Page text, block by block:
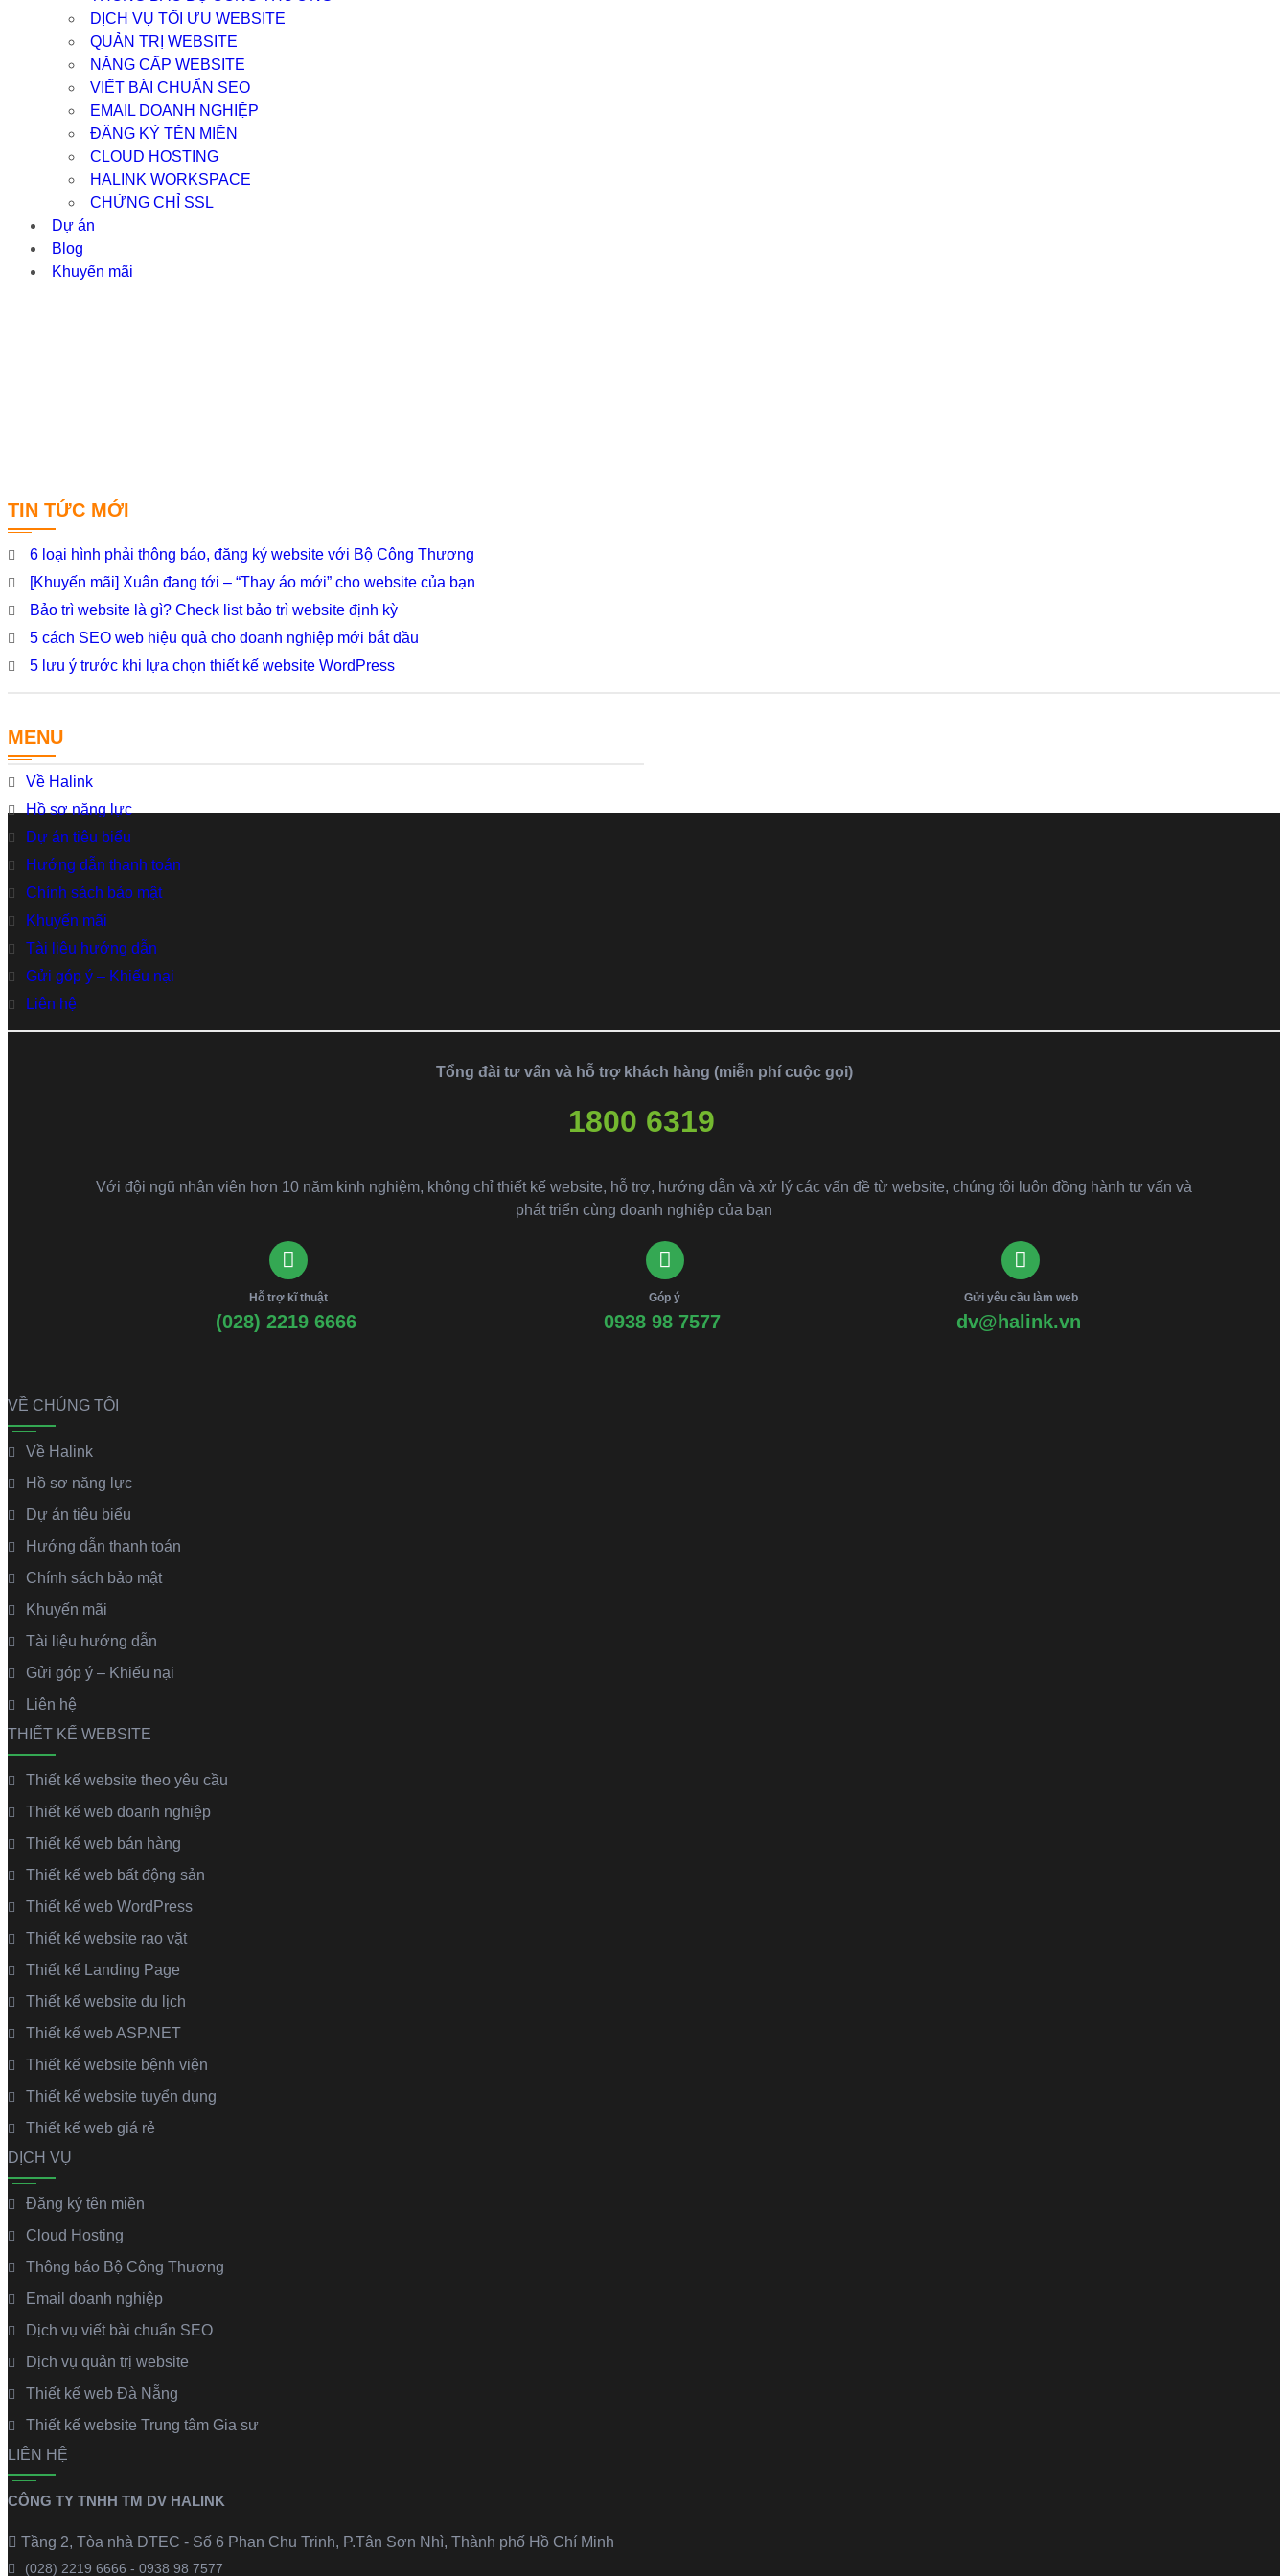
DỊCH VỤ TỐI ƯU WEBSITE
QUẢN TRỊ WEBSITE
NÂNG CẤP WEBSITE
VIẾT BÀI CHUẨN SEO
EMAIL DOANH NGHIỆP
ĐĂNG KÝ TÊN MIỀN
CLOUD HOSTING
HALINK WORKSPACE
CHỨNG CHỈ SSL
Dự án
Blog
Khuyến mãi
TIN TỨC MỚI
6 loại hình phải thông báo, đăng ký website với Bộ Công Thương
[Khuyến mãi] Xuân đang tới – “Thay áo mới” cho website của bạn
Bảo trì website là gì? Check list bảo trì website định kỳ
5 cách SEO web hiệu quả cho doanh nghiệp mới bắt đầu
5 lưu ý trước khi lựa chọn thiết kế website WordPress
MENU
Về Halink
Hồ sơ năng lực
Dự án tiêu biểu
Hướng dẫn thanh toán
Chính sách bảo mật
Khuyến mãi
Tài liệu hướng dẫn
Gửi góp ý – Khiếu nại
Liên hệ
Tổng đài tư vấn và hỗ trợ khách hàng (miễn phí cuộc gọi)
1800 6319
Với đội ngũ nhân viên hơn 10 năm kinh nghiệm, không chỉ thiết kế website, hỗ trợ, hướng dẫn và xử lý các vấn đề từ website, chúng tôi luôn đồng hành tư vấn và
phát triển cùng doanh nghiệp của bạn
Hỗ trợ kĩ thuật
(028) 2219 6666
Góp ý
0938 98 7577
Gửi yêu cầu làm web
dv@halink.vn
VỀ CHÚNG TÔI
Về Halink
Hồ sơ năng lực
Dự án tiêu biểu
Hướng dẫn thanh toán
Chính sách bảo mật
Khuyến mãi
Tài liệu hướng dẫn
Gửi góp ý – Khiếu nại
Liên hệ
THIẾT KẾ WEBSITE
Thiết kế website theo yêu cầu
Thiết kế web doanh nghiệp
Thiết kế web bán hàng
Thiết kế web bất động sản
Thiết kế web WordPress
Thiết kế website rao vặt
Thiết kế Landing Page
Thiết kế website du lịch
Thiết kế web ASP.NET
Thiết kế website bệnh viện
Thiết kế website tuyển dụng
Thiết kế web giá rẻ
DỊCH VỤ
Đăng ký tên miền
Cloud Hosting
Thông báo Bộ Công Thương
Email doanh nghiệp
Dịch vụ viết bài chuẩn SEO
Dịch vụ quản trị website
Thiết kế web Đà Nẵng
Thiết kế website Trung tâm Gia sư
LIÊN HỆ
CÔNG TY TNHH TM DV HALINK
Tầng 2, Tòa nhà DTEC - Số 6 Phan Chu Trinh, P.Tân Sơn Nhì, Thành phố Hồ Chí Minh
(028) 2219 6666 - 0938 98 7577